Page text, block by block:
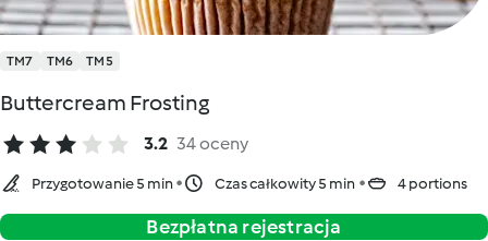
TM7 TM6 TM5
Buttercream Frosting
3.2 34 oceny
Przygotowanie 5 min Czas całkowity 5 min 4 portions
Bezpłatna rejestracja